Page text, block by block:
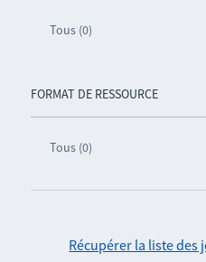
Tous (0)
FORMAT DE RESSOURCE
Tous (0)
Récupérer la liste des